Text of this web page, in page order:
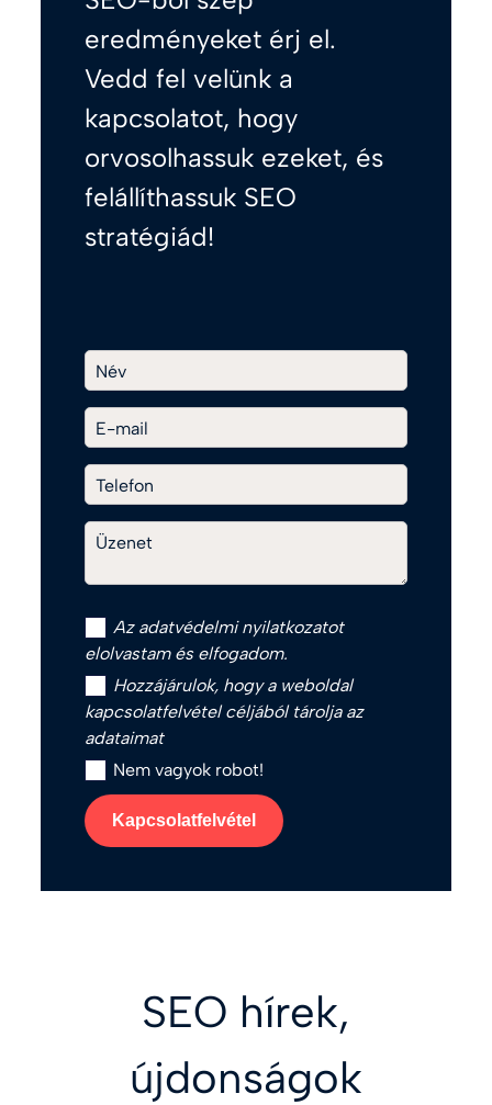
eredményeket érj el.
Vedd fel velünk a
kapcsolatot, hogy
orvosolhassuk ezeket, és
felállíthassuk SEO
stratégiád!
Név
E-mail
Telefon
Üzenet
Az adatvédelmi nyilatkozatot
elolvastam és elfogadom.
Hozzájárulok, hogy a weboldal
kapcsolatfelvétel céljából tárolja az
adataimat
Nem vagyok robot!
Kapcsolatfelvétel
SEO hírek,
újdonságok